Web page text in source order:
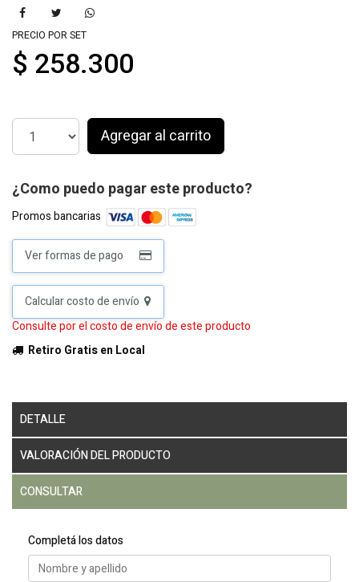
PRECIO POR SET
$ 258.300
Agregar al carrito
¿Como puedo pagar este producto?
Promos bancarias
Ver formas de pago
Calcular costo de envío
Consulte por el costo de envío de este producto
Retiro Gratis en Local
DETALLE
VALORACIÓN DEL PRODUCTO
CONSULTAR
Completá los datos